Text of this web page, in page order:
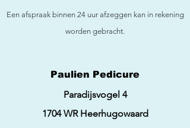
Een afspraak binnen 24 uur afzeggen kan in rekening
worden gebracht.
Paulien Pedicure
Paradijsvogel 4
1704 WR Heerhugowaard